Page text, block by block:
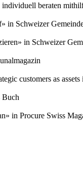
beraten
in Schweizer
in Schweizer
customers as
Buch
in Procure Swiss